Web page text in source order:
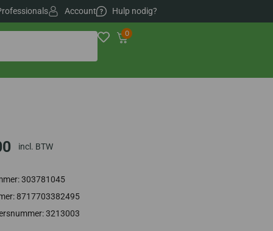
Account Hulp nodig?
0
incl. BTW
303781045
8717703382495
3213003